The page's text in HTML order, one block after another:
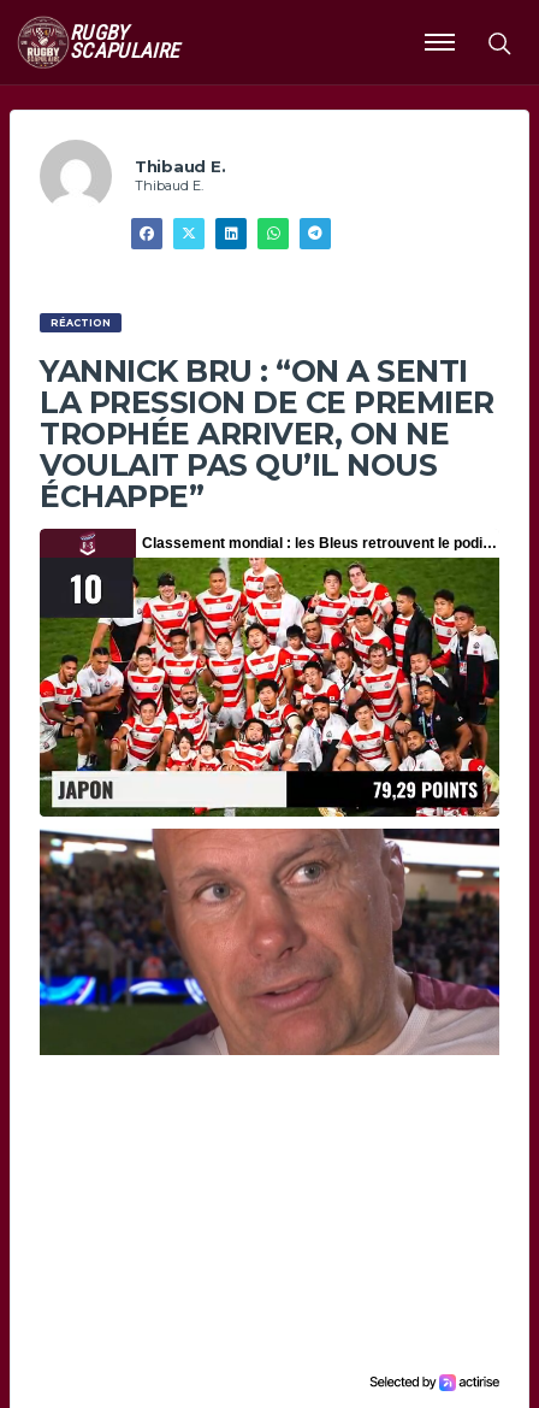
RUGBY
SCAPULAIRE
Ouvrir
le
Thibaud E.
Thibaud E.
RÉACTION
YANNICK BRU : “ON A SENTI
LA PRESSION DE CE PREMIER
TROPHÉE ARRIVER, ON NE
VOULAIT PAS QU’IL NOUS
ÉCHAPPE”